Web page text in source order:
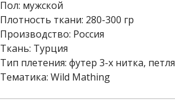
Пол: мужской
Плотность ткани: 280-300 гр
Производство: Россия
Ткань: Турция
Тип плетения: футер 3-х нитка, петля
Тематика: Wild Mathing